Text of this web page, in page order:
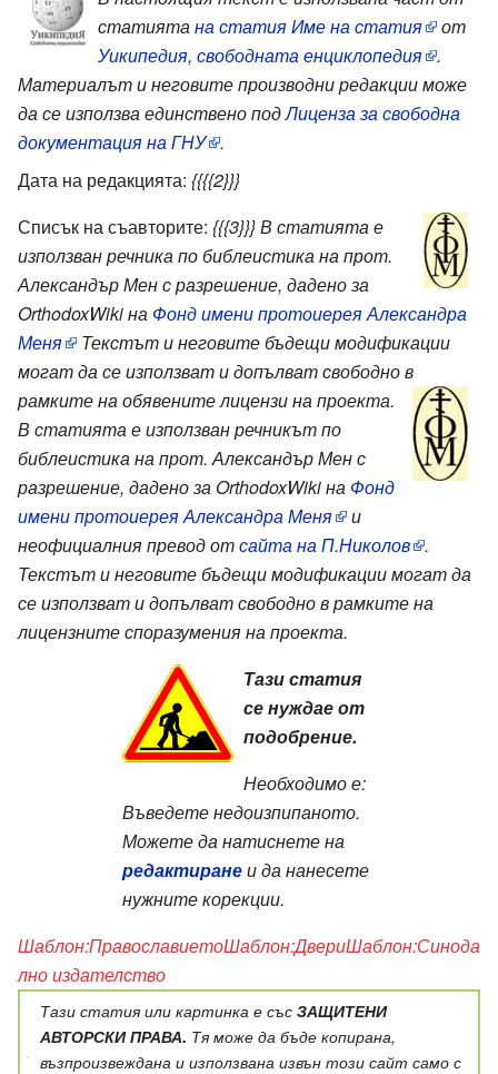
статиятана статия Име на статия
от
Уикипедия, свободната енциклопедия
.
Материалът и неговите производни редакции може
да се използва единствено подЛиценза за свободна
документация на ГНУ
.
Дата на редакцията: {{{{2}}}
Списък на съавторите: {{{3}}}В статията е
използван речника по библеистика на прот.
Александър Мен с разрешение, дадено за
OrthodoxWiki на Фонд имени протоиерея Александра
Меня
Текстът и неговите бъдещи модификации
могат да се използват и допълват свободно в
рамките на обявените лицензи на проекта.
В статията е използван речникът по
библеистика на прот. Александър Мен с
разрешение, дадено за OrthodoxWiki на Фонд
имени протоиерея Александра Меня
и
неофициалния превод отсайта на П.Николов
.
Текстът и неговите бъдещи модификации могат да
се използват и допълват свободно в рамките на
лицензните споразумения на проекта.
Тази статия
се нуждае от
подобрение.
Необходимо е:
Въведете недоизпипаното.
Можете да натиснете на
редактиранеи да нанесете
нужните корекции.
Шаблон:ПравославиетоШаблон:ДвериШаблон:Синода
лно издателство
Тази статия или картинка е със ЗАЩИТЕНИ
АВТОРСКИ ПРАВА. Тя може да бъде копирана,
възпроизвеждана и използвана извън този сайт само с